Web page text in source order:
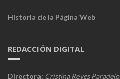
Historia de la Página Web
REDACCIÓN DIGITAL
Directora: Cristina Reyes Paradelo